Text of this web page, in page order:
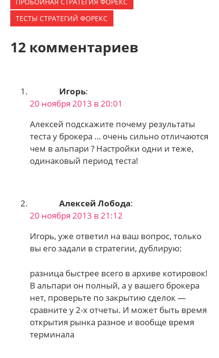
ТЕСТЫ СТРАТЕГИЙ ФОРЕКС
12 комментариев
Игорь:
20 ноября 2013 в 20:01
Алексей подскажите почему результаты
теста у брокера … очень сильно отличаются
чем в альпари ? Настройки одни и теже,
одинаковый период теста!
Алексей Лобода:
20 ноября 2013 в 21:12
Игорь, уже ответил на ваш вопрос, только
вы его задали в стратегии, дублирую:
разница быстрее всего в архиве котировок!
В альпари он полный, а у вашего брокера
нет, проверьте по закрытию сделок —
сравните у 2-х отчеты. И может быть время
открытия рынка разное и вообще время
терминала